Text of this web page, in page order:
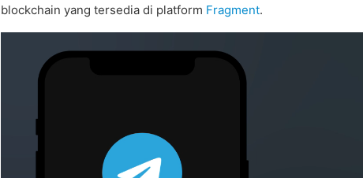
blockchain yang tersedia di platform Fragment.